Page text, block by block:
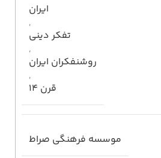
ایران
,
تفکر دینی
,
روشنفکران ایران
,
قرن 14
موسسه فرهنگی صراط